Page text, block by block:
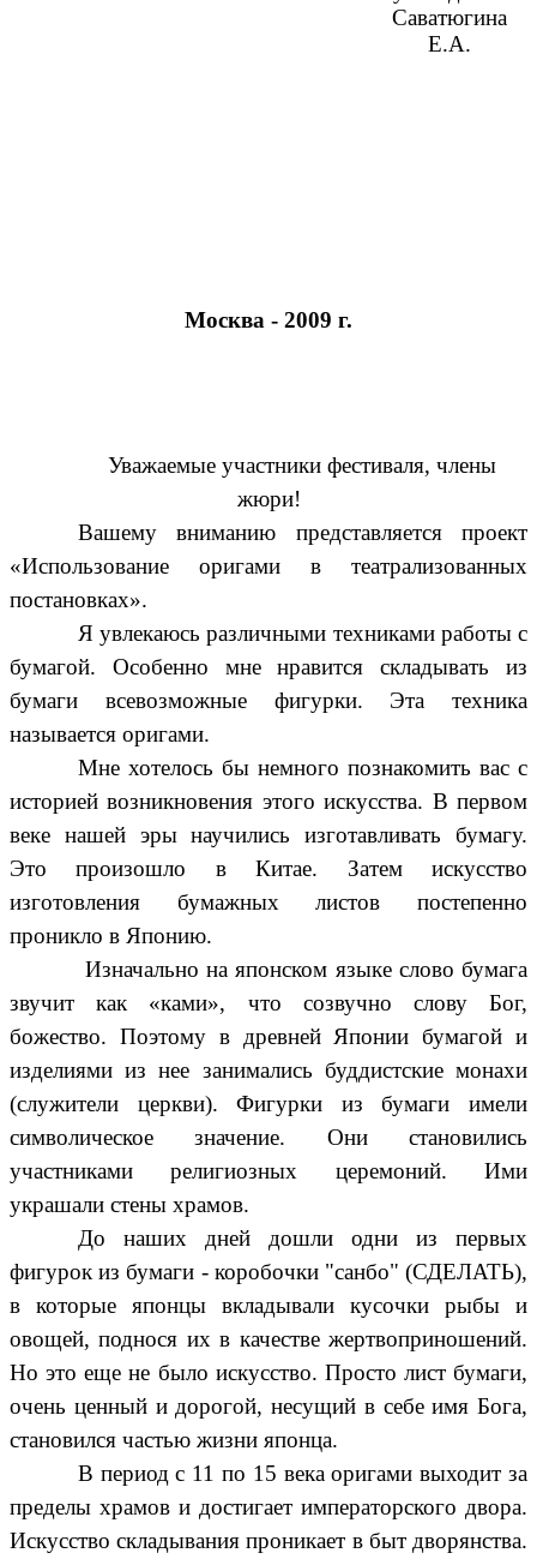
Саватюгина
Е.А.
Москва - 2009 г.
Уважаемые участники фестиваля, члены
жюри!
Вашему вниманию представляется проект
«Использование оригами в театрализованных
постановках».
Я увлекаюсь различными техниками работы с
бумагой. Особенно мне нравится складывать из
бумаги всевозможные фигурки. Эта техника
называется оригами.
Мне хотелось бы немного познакомить вас с
историей возникновения этого искусства. В первом
веке нашей эры научились изготавливать бумагу.
Это произошло в Китае. Затем искусство
изготовления бумажных листов постепенно
проникло в Японию.
Изначально на японском языке слово бумага
звучит как «ками», что созвучно слову Бог,
божество. Поэтому в древней Японии бумагой и
изделиями из нее занимались буддистские монахи
(служители церкви). Фигурки из бумаги имели
символическое значение. Они становились
участниками религиозных церемоний. Ими
украшали стены храмов.
До наших дней дошли одни из первых
фигурок из бумаги - коробочки "санбо" (СДЕЛАТЬ),
в которые японцы вкладывали кусочки рыбы и
овощей, поднося их в качестве жертвоприношений.
Но это еще не было искусство. Просто лист бумаги,
очень ценный и дорогой, несущий в себе имя Бога,
становился частью жизни японца.
В период с 11 по 15 века оригами выходит за
пределы храмов и достигает императорского двора.
Искусство складывания проникает в быт дворянства.